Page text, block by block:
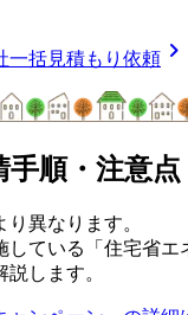
一括見積もり依頼 chevron_right
手順・注意点
異なります。
している「住宅省エ
します。